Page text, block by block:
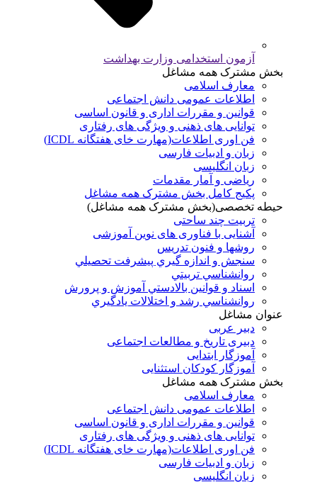
آزمون استخدامی وزارت بهداشت
بخش مشترک همه مشاغل
معارف اسلامی
اطلاعات عمومی دانش اجتماعی
قوانین و مقررات اداری و قانون اساسی
توانایی های ذهنی و ویژگی های رفتاری
فن اوری اطلاعات(مهارت خای هفتگانه ICDL)
زبان و ادبیات فارسی
زبان انگلیسی
ریاضی و آمار مقدمات
پکیج کامل بخش مشترک همه مشاغل
حیطه تخصصی(بخش مشترک همه مشاغل)
تربیت چند ساحتی
آشنایی با فناوری های نوین آموزشی
روشها و فنون تدريس
سنجش و اندازه گيري پيشرفت تحصيلي
روانشناسي تربيتي
اسناد و قوانين بالادستي آموزش و پرورش
روانشناسي رشد و اختلالات يادگيري
عنوان مشاغل
دبير عربی
دبیری تاریخ و مطالعات اجتماعی
آموزگار ابتدایی
آموزگار کودکان استثنایی
بخش مشترک همه مشاغل
معارف اسلامی
اطلاعات عمومی دانش اجتماعی
قوانین و مقررات اداری و قانون اساسی
توانایی های ذهنی و ویژگی های رفتاری
فن اوری اطلاعات(مهارت خای هفتگانه ICDL)
زبان و ادبیات فارسی
زبان انگلیسی